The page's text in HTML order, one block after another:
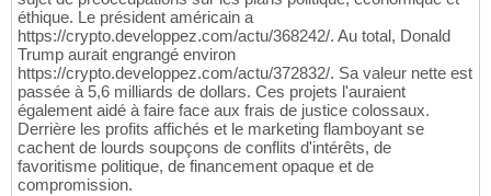
éthique. Le président américain a
https://crypto.developpez.com/actu/368242/. Au total, Donald
Trump aurait engrangé environ
https://crypto.developpez.com/actu/372832/. Sa valeur nette est
passée à 5,6 milliards de dollars. Ces projets l'auraient
également aidé à faire face aux frais de justice colossaux.
Derrière les profits affichés et le marketing flamboyant se
cachent de lourds soupçons de conflits d'intérêts, de
favoritisme politique, de financement opaque et de
compromission.